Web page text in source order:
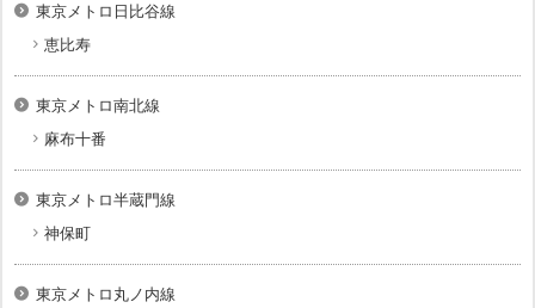
東京メトロ日比谷線
恵比寿
東京メトロ南北線
麻布十番
東京メトロ半蔵門線
神保町
東京メトロ丸ノ内線